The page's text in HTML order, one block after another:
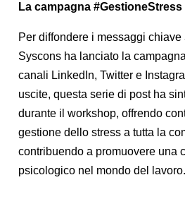
La campagna
Per diffondere i messaggi chiave
Syscons ha lanciato la
canali LinkedIn, Twitter e
uscite, questa serie di post ha
durante il workshop, offrendo
gestione dello stress a tutta la
contribuendo a promuovere una
psicologico nel mondo del lavoro.